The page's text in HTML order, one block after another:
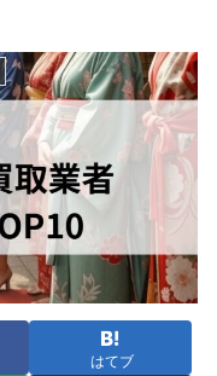
はてブ